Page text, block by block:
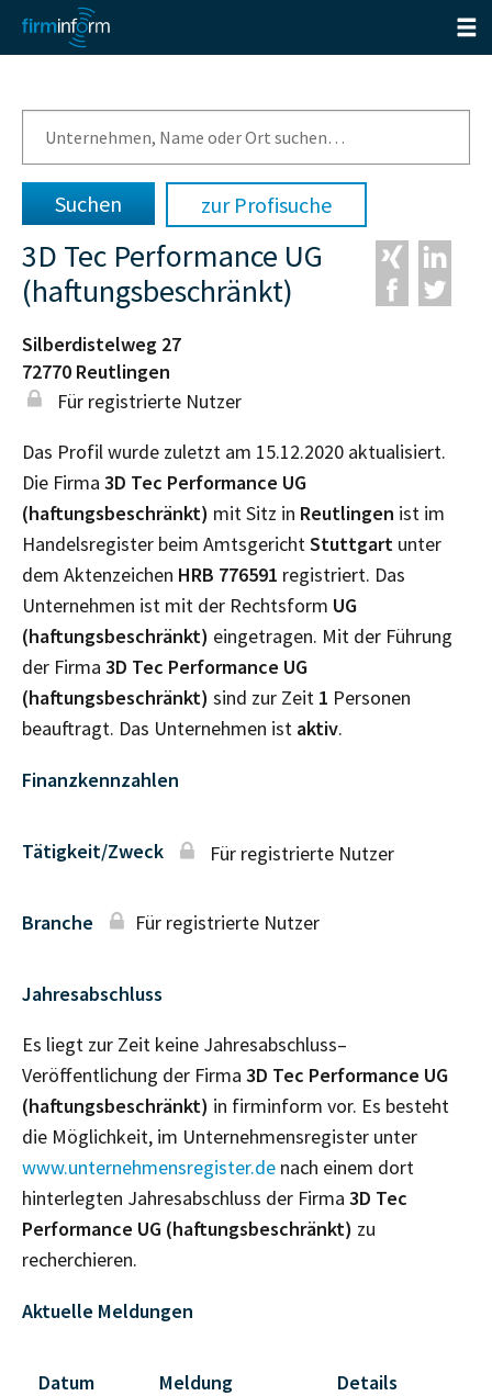
zur Profisuche
3D Tec Performance UG
(haftungsbeschränkt)
Silberdistelweg 27
72770 Reutlingen
Für registrierte Nutzer
Das Profil wurde zuletzt am 15.12.2020 aktualisiert.
Die Firma 3D Tec Performance UG
(haftungsbeschränkt) mit Sitz in Reutlingen ist im
Handelsregister beim AmtsgerichtStuttgart unter
dem Aktenzeichen HRB 776591 registriert. Das
Unternehmen ist mit der Rechtsform UG
(haftungsbeschränkt) eingetragen. Mit der Führung
der Firma 3D Tec Performance UG
(haftungsbeschränkt) sind zur Zeit 1 Personen
beauftragt. Das Unternehmen ist aktiv.
Finanzkennzahlen
Tätigkeit/Zweck Für registrierte Nutzer
Branche Für registrierte Nutzer
Jahresabschluss
Es liegt zur Zeit keine Jahresabschluss–
Veröffentlichung der Firma 3D Tec Performance UG
(haftungsbeschränkt) in firminform vor. Es besteht
die Möglichkeit, im Unternehmensregister unter
www.unternehmensregister.de nach einem dort
hinterlegten Jahresabschluss der Firma 3D Tec
Performance UG (haftungsbeschränkt) zu
recherchieren.
Aktuelle Meldungen
Datum Meldung Details